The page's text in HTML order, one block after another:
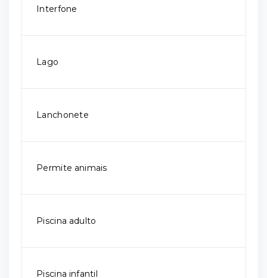
Interfone
Lago
Lanchonete
Permite animais
Piscina adulto
Piscina infantil